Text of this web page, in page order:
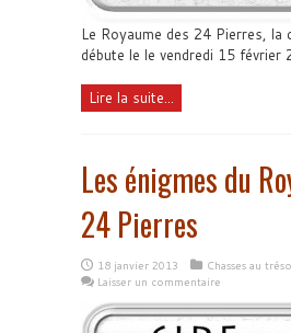
Le Royaume des 24 Pierres, la
débute le le vendredi 15 février
Lire la suite...
Les énigmes du
24 Pierres
18 janvier 2013
Chasses au
Laisser un commentaire